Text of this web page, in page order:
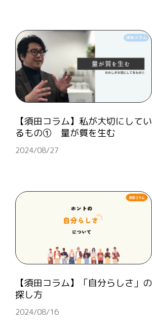
【須田コラム】私が大切にしてい
るもの① 量が質を生む
2024/08/27
【須田コラム】「自分らしさ」の
探し方
2024/08/16